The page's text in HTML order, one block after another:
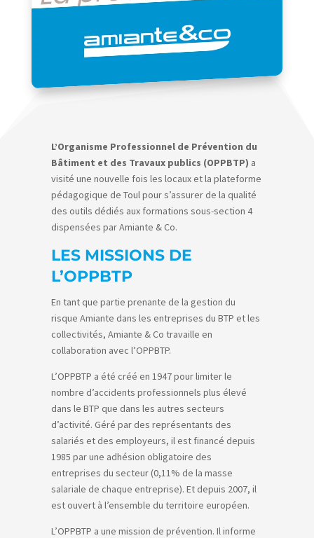
L’Organisme Professionnel de Prévention du
Bâtiment et des Travaux publics (OPPBTP) a
visité une nouvelle fois les locaux et la plateforme
pédagogique de Toul pour s’assurer de la qualité
des outils dédiés aux formations sous-section 4
dispensées par Amiante & Co.
LES MISSIONS DE
L’OPPBTP
En tant que partie prenante de la gestion du
risque Amiante dans les entreprises du BTP et les
collectivités, Amiante & Co travaille en
collaboration avec l’OPPBTP.
L’OPPBTP a été créé en 1947 pour limiter le
nombre d’accidents professionnels plus élevé
dans le BTP que dans les autres secteurs
d’activité. Géré par des représentants des
salariés et des employeurs, il est financé depuis
1985 par une adhésion obligatoire des
entreprises du secteur (0,11% de la masse
salariale de chaque entreprise). Et depuis 2007, il
est ouvert à l’ensemble du territoire européen.
L’OPPBTP a une mission de prévention. Il informe